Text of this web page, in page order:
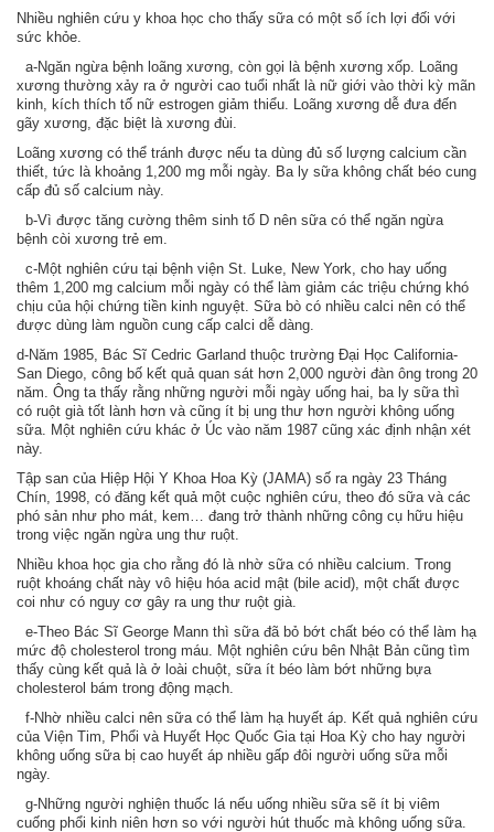
Nhiều nghiên cứu y khoa học cho thấy sữa có một số ích lợi đối với
sức khỏe.
a-Ngăn ngừa bệnh loãng xương, còn gọi là bệnh xương xốp. Loãng
xương thường xảy ra ở người cao tuổi nhất là nữ giới vào thời kỳ mãn
kinh, kích thích tố nữ estrogen giảm thiểu. Loãng xương dễ đưa đến
gãy xương, đặc biệt là xương đùi.
Loãng xương có thể tránh được nếu ta dùng đủ số lượng calcium cần
thiết, tức là khoảng 1,200 mg mỗi ngày. Ba ly sữa không chất béo cung
cấp đủ số calcium này.
b-Vì được tăng cường thêm sinh tố D nên sữa có thể ngăn ngừa
bệnh còi xương trẻ em.
c-Một nghiên cứu tại bệnh viện St. Luke, New York, cho hay uống
thêm 1,200 mg calcium mỗi ngày có thể làm giảm các triệu chứng khó
chịu của hội chứng tiền kinh nguyệt. Sữa bò có nhiều calci nên có thể
được dùng làm nguồn cung cấp calci dễ dàng.
d-Năm 1985, Bác Sĩ Cedric Garland thuộc trường Đại Học California-
San Diego, công bố kết quả quan sát hơn 2,000 người đàn ông trong 20
năm. Ông ta thấy rằng những người mỗi ngày uống hai, ba ly sữa thì
có ruột già tốt lành hơn và cũng ít bị ung thư hơn người không uống
sữa. Một nghiên cứu khác ở Úc vào năm 1987 cũng xác định nhận xét
này.
Tập san của Hiệp Hội Y Khoa Hoa Kỳ (JAMA) số ra ngày 23 Tháng
Chín, 1998, có đăng kết quả một cuộc nghiên cứu, theo đó sữa và các
phó sản như pho mát, kem… đang trở thành những công cụ hữu hiệu
trong việc ngăn ngừa ung thư ruột.
Nhiều khoa học gia cho rằng đó là nhờ sữa có nhiều calcium. Trong
ruột khoáng chất này vô hiệu hóa acid mật (bile acid), một chất được
coi như có nguy cơ gây ra ung thư ruột già.
e-Theo Bác Sĩ George Mann thì sữa đã bỏ bớt chất béo có thể làm hạ
mức độ cholesterol trong máu. Một nghiên cứu bên Nhật Bản cũng tìm
thấy cùng kết quả là ở loài chuột, sữa ít béo làm bớt những bựa
cholesterol bám trong động mạch.
f-Nhờ nhiều calci nên sữa có thể làm hạ huyết áp. Kết quả nghiên cứu
của Viện Tim, Phổi và Huyết Học Quốc Gia tại Hoa Kỳ cho hay người
không uống sữa bị cao huyết áp nhiều gấp đôi người uống sữa mỗi
ngày.
g-Những người nghiện thuốc lá nếu uống nhiều sữa sẽ ít bị viêm
cuống phổi kinh niên hơn so với người hút thuốc mà không uống sữa.